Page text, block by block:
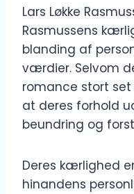
Lars Løkke
Rasmussens
blanding af
værdier. Selvom
romance stort
at deres forhold
beundring og
Deres kærlighed
hinandens